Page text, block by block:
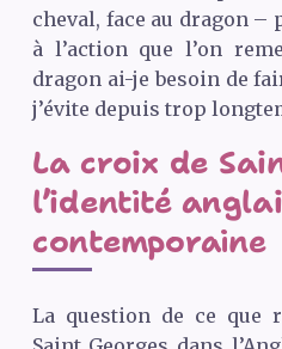
cheval, face au dragon
à l’action que l’on
dragon ai-je besoin de
j’évite depuis trop
La croix de
l’identité
contemporaine
La question de ce que